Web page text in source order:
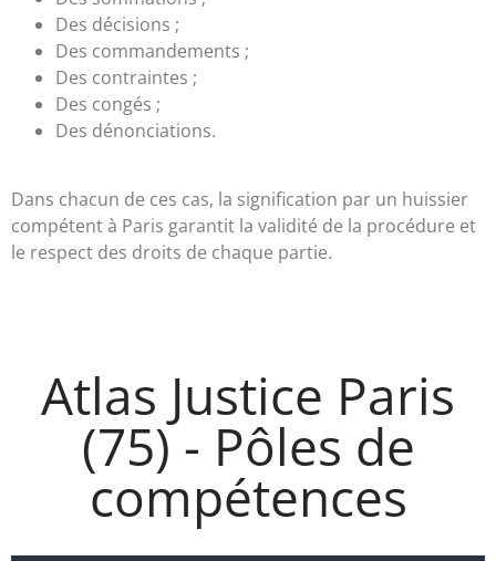
Des décisions ;
Des commandements ;
Des contraintes ;
Des congés ;
Des dénonciations.
Dans chacun de ces cas, la signification par un huissier
compétent à Paris garantit la validité de la procédure et
le respect des droits de chaque partie.
Atlas Justice Paris
(75) - Pôles de
compétences